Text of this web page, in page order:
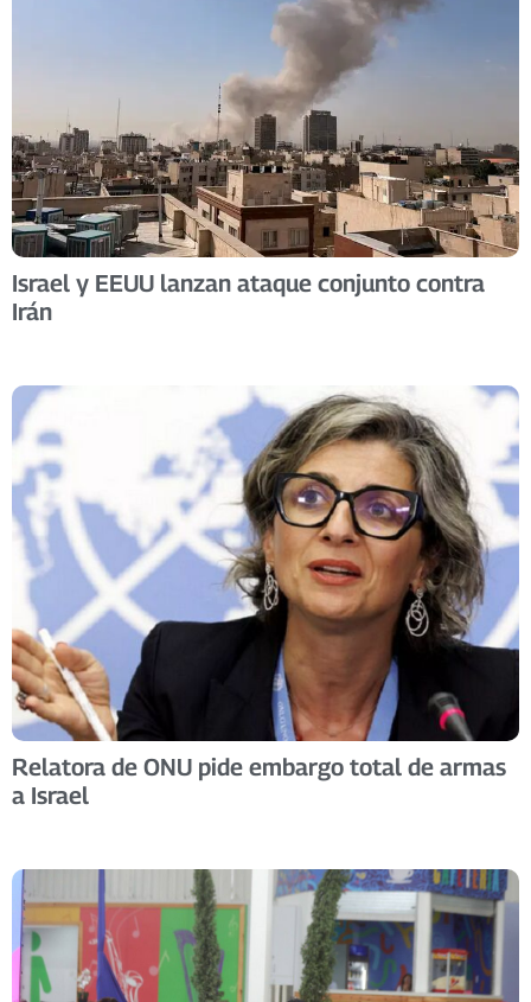
Israel y EEUU lanzan ataque conjunto contra
Irán
Relatora de ONU pide embargo total de armas
a Israel